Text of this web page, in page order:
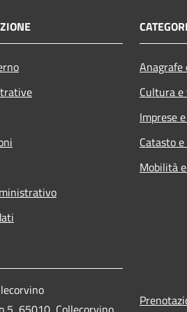
Cultura
Imprese
Catasto
Mobilità